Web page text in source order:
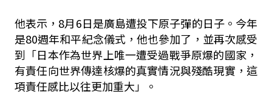
他表示，8月6日是廣島遭投下原子彈的日子。今年
是80週年和平紀念儀式，他也參加了，並再次感受
到「日本作為世界上唯一遭受過戰爭原爆的國家，
有責任向世界傳達核爆的真實情況與殘酷現實，這
項責任感比以往更加重大」。